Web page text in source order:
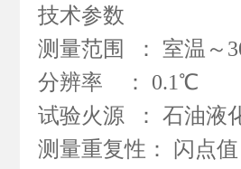
技术参数
测量范围 ： 室温～
分辨率 ： 0.1℃
试验火源 ： 石油液
测量重复性： 闪点